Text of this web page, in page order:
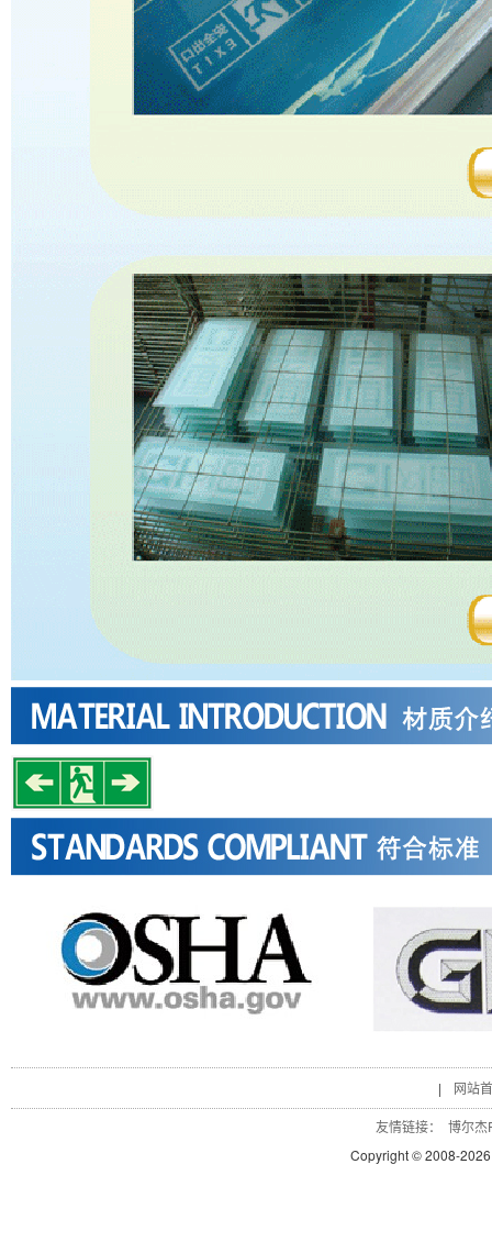
| 网站
友情链接：
博尔杰
Copyright © 2008-2026